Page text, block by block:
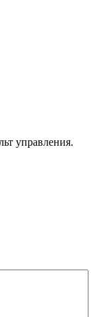
управления.